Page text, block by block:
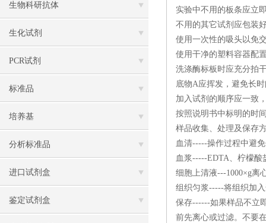
生物科研抗体
生化试剂
PCR试剂
标准品
培养基
分析标准品
进口试剂盒
鉴定试剂盒
实验中不用的板条应立
不用的其它试剂应包装
使用一次性的吸头以免
使用干净的塑料容器配
洗涤酶标板时应充分拍
底物A应挥发，避免长
加入试剂的顺序应一致
按照说明书中标明的时
样品收集、处理及保存
血清-----操作过程中避
血浆-----EDTA、柠檬酸
细胞上清液---1000×g离
组织匀浆-----将组织加
保存------如果样品不立
前先离心或过滤。不要